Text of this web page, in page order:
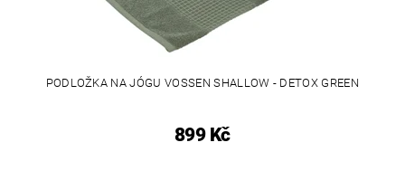
PODLOŽKA NA JÓGU VOSSEN SHALLOW - DETOX GREEN
899 Kč